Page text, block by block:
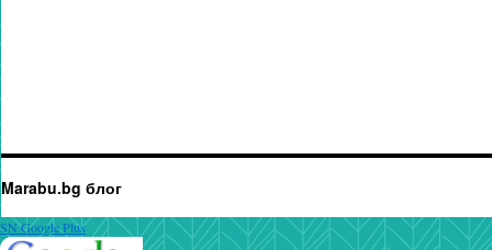
Marabu.bg блог
SN Google Plus